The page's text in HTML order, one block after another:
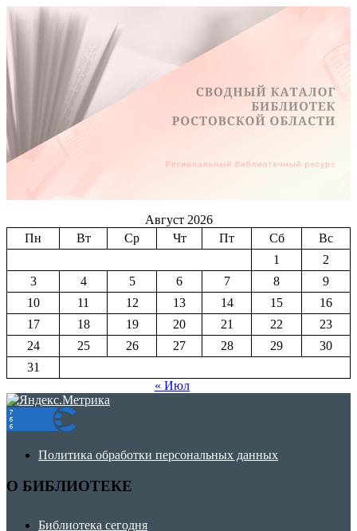
Август 2026
Пн
Вт Ср Чт Пт Сб
Вс
1
2
3
4 5 6 7 8
9
10
11 12 13 14 15
16
17
18 19 20 21 22
23
24
25 26 27 28 29
30
31
« Июл
Политика обработки персональных данных
О БИБЛИОТЕКЕ
Библиотека сегодня